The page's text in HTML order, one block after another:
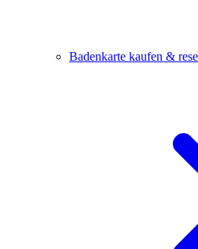
Badenkarte kaufen &